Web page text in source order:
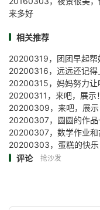
来多好
相关推荐
20200319，团团早起帮
20200316，远远还记得
20200315，妈妈努力让
20200311，来吧，展示
20200309，来吧，展
20200307，圆圆的作品
20200307，数学作业和
20200303，蛋糕的快乐
评论
抢沙发